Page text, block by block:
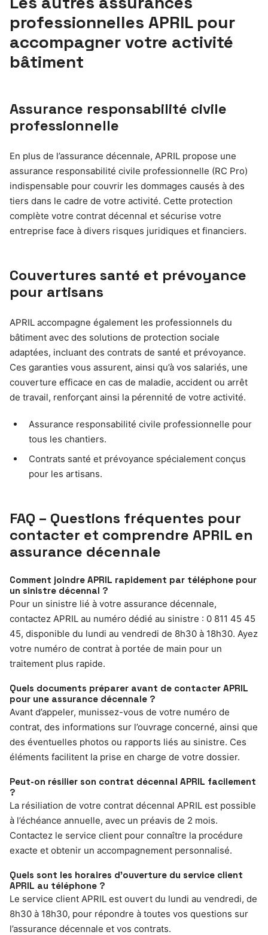
professionnelles APRIL pour
accompagner votre activité
bâtiment
Assurance responsabilité civile
professionnelle
En plus de l’assurance décennale, APRIL propose une
assurance responsabilité civile professionnelle (RC Pro)
indispensable pour couvrir les dommages causés à des
tiers dans le cadre de votre activité. Cette protection
complète votre contrat décennal et sécurise votre
entreprise face à divers risques juridiques et financiers.
Couvertures santé et prévoyance
pour artisans
APRIL accompagne également les professionnels du
bâtiment avec des solutions de protection sociale
adaptées, incluant des contrats de santé et prévoyance.
Ces garanties vous assurent, ainsi qu’à vos salariés, une
couverture efficace en cas de maladie, accident ou arrêt
de travail, renforçant ainsi la pérennité de votre activité.
Assurance responsabilité civile professionnelle pour
tous les chantiers.
Contrats santé et prévoyance spécialement conçus
pour les artisans.
FAQ – Questions fréquentes pour
contacter et comprendre APRIL en
assurance décennale
Comment joindre APRIL rapidement par téléphone pour
un sinistre décennal ?
Pour un sinistre lié à votre assurance décennale,
contactez APRIL au numéro dédié au sinistre : 0 811 45 45
45, disponible du lundi au vendredi de 8h30 à 18h30. Ayez
votre numéro de contrat à portée de main pour un
traitement plus rapide.
Quels documents préparer avant de contacter APRIL
pour une assurance décennale ?
Avant d’appeler, munissez-vous de votre numéro de
contrat, des informations sur l’ouvrage concerné, ainsi que
des éventuelles photos ou rapports liés au sinistre. Ces
éléments facilitent la prise en charge de votre dossier.
Peut-on résilier son contrat décennal APRIL facilement
?
La résiliation de votre contrat décennal APRIL est possible
à l’échéance annuelle, avec un préavis de 2 mois.
Contactez le service client pour connaître la procédure
exacte et obtenir un accompagnement personnalisé.
Quels sont les horaires d’ouverture du service client
APRIL au téléphone ?
Le service client APRIL est ouvert du lundi au vendredi, de
8h30 à 18h30, pour répondre à toutes vos questions sur
l’assurance décennale et vos contrats.